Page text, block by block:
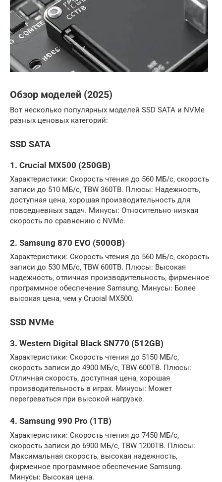
Обзор моделей (2025)
Вот несколько популярных моделей SSD SATA и NVMe
разных ценовых категорий:
SSD SATA
1. Crucial MX500 (250GB)
Характеристики: Скорость чтения до 560 МБ/с‚ скорость
записи до 510 МБ/с‚ TBW 360TB. Плюсы: Надежность‚
доступная цена‚ хорошая производительность для
повседневных задач. Минусы: Относительно низкая
скорость по сравнению с NVMe.
2. Samsung 870 EVO (500GB)
Характеристики: Скорость чтения до 560 МБ/с‚ скорость
записи до 530 МБ/с‚ TBW 600TB. Плюсы: Высокая
надежность‚ отличная производительность‚ фирменное
программное обеспечение Samsung. Минусы: Более
высокая цена‚ чем у Crucial MX500.
SSD NVMe
3. Western Digital Black SN770 (512GB)
Характеристики: Скорость чтения до 5150 МБ/с‚
скорость записи до 4900 МБ/с‚ TBW 600TB. Плюсы:
Отличная скорость‚ доступная цена‚ хорошая
производительность в играх. Минусы: Может
перегреваться при высокой нагрузке.
4. Samsung 990 Pro (1TB)
Характеристики: Скорость чтения до 7450 МБ/с‚
скорость записи до 6900 МБ/с‚ TBW 1200TB. Плюсы:
Максимальная скорость‚ высокая надежность‚
фирменное программное обеспечение Samsung.
Минусы: Высокая цена.